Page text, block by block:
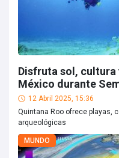
Disfruta sol, cultura
México durante
12 Abril 2025, 15:36
Quintana Roo ofrece playas,
arqueológicas
MUNDO